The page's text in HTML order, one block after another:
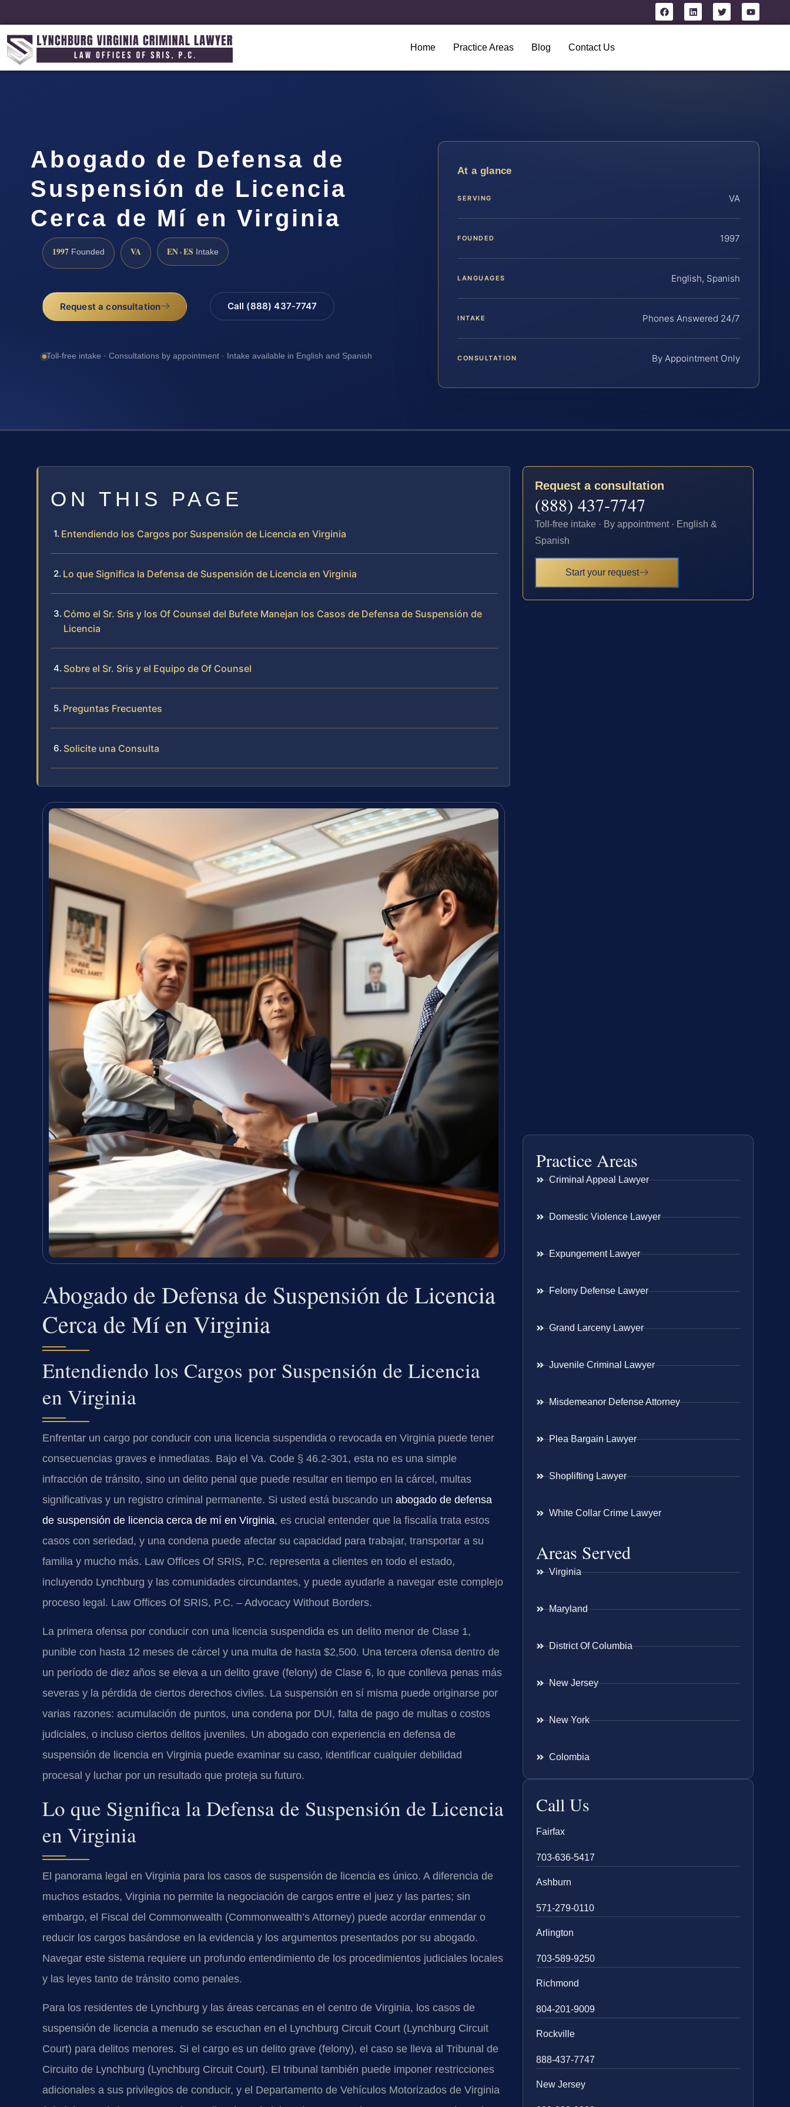
Home Practice Areas Blog Contact Us
Abogado de Defensa de
Suspensión de Licencia
Cerca de Mí en Virginia
1997 Founded VA EN · ES Intake
Request a consultation Call (888) 437-7747
Toll-free intake · Consultations by appointment · Intake available in English and Spanish
At a glance
SERVING VA
FOUNDED 1997
LANGUAGES English, Spanish
INTAKE Phones Answered 24/7
CONSULTATION By Appointment Only
ON THIS PAGE
Entendiendo los Cargos por Suspensión de Licencia en Virginia
Lo que Significa la Defensa de Suspensión de Licencia en Virginia
Cómo el Sr. Sris y los Of Counsel del Bufete Manejan los Casos de Defensa de Suspensión de
Licencia
Sobre el Sr. Sris y el Equipo de Of Counsel
Preguntas Frecuentes
Solicite una Consulta
Abogado de Defensa de Suspensión de Licencia
Cerca de Mí en Virginia
Entendiendo los Cargos por Suspensión de Licencia
en Virginia
Enfrentar un cargo por conducir con una licencia suspendida o revocada en Virginia puede tener
consecuencias graves e inmediatas. Bajo el Va. Code § 46.2-301, esta no es una simple
infracción de tránsito, sino un delito penal que puede resultar en tiempo en la cárcel, multas
significativas y un registro criminal permanente. Si usted está buscando un abogado de defensa
de suspensión de licencia cerca de mí en Virginia, es crucial entender que la fiscalía trata estos
casos con seriedad, y una condena puede afectar su capacidad para trabajar, transportar a su
familia y mucho más. Law Offices Of SRIS, P.C. representa a clientes en todo el estado,
incluyendo Lynchburg y las comunidades circundantes, y puede ayudarle a navegar este complejo
proceso legal. Law Offices Of SRIS, P.C. – Advocacy Without Borders.
La primera ofensa por conducir con una licencia suspendida es un delito menor de Clase 1,
punible con hasta 12 meses de cárcel y una multa de hasta $2,500. Una tercera ofensa dentro de
un período de diez años se eleva a un delito grave (felony) de Clase 6, lo que conlleva penas más
severas y la pérdida de ciertos derechos civiles. La suspensión en sí misma puede originarse por
varias razones: acumulación de puntos, una condena por DUI, falta de pago de multas o costos
judiciales, o incluso ciertos delitos juveniles. Un abogado con experiencia en defensa de
suspensión de licencia en Virginia puede examinar su caso, identificar cualquier debilidad
procesal y luchar por un resultado que proteja su futuro.
Lo que Significa la Defensa de Suspensión de Licencia
en Virginia
El panorama legal en Virginia para los casos de suspensión de licencia es único. A diferencia de
muchos estados, Virginia no permite la negociación de cargos entre el juez y las partes; sin
embargo, el Fiscal del Commonwealth (Commonwealth’s Attorney) puede acordar enmendar o
reducir los cargos basándose en la evidencia y los argumentos presentados por su abogado.
Navegar este sistema requiere un profundo entendimiento de los procedimientos judiciales locales
y las leyes tanto de tránsito como penales.
Para los residentes de Lynchburg y las áreas cercanas en el centro de Virginia, los casos de
suspensión de licencia a menudo se escuchan en el Lynchburg Circuit Court (Lynchburg Circuit
Court) para delitos menores. Si el cargo es un delito grave (felony), el caso se lleva al Tribunal de
Circuito de Lynchburg (Lynchburg Circuit Court). El tribunal también puede imponer restricciones
adicionales a sus privilegios de conducir, y el Departamento de Vehículos Motorizados de Virginia
Request a consultation
(888) 437-7747
Toll-free intake · By appointment · English &
Spanish
Start your request
Practice Areas
Criminal Appeal Lawyer
Domestic Violence Lawyer
Expungement Lawyer
Felony Defense Lawyer
Grand Larceny Lawyer
Juvenile Criminal Lawyer
Misdemeanor Defense Attorney
Plea Bargain Lawyer
Shoplifting Lawyer
White Collar Crime Lawyer
Areas Served
Virginia
Maryland
District Of Columbia
New Jersey
New York
Colombia
Call Us
Fairfax
703-636-5417
Ashburn
571-279-0110
Arlington
703-589-9250
Richmond
804-201-9009
Rockville
888-437-7747
New Jersey